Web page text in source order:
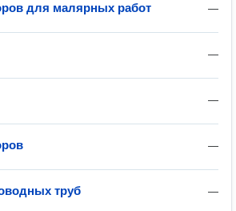
—
для малярных работ
—
—
—
—
труб